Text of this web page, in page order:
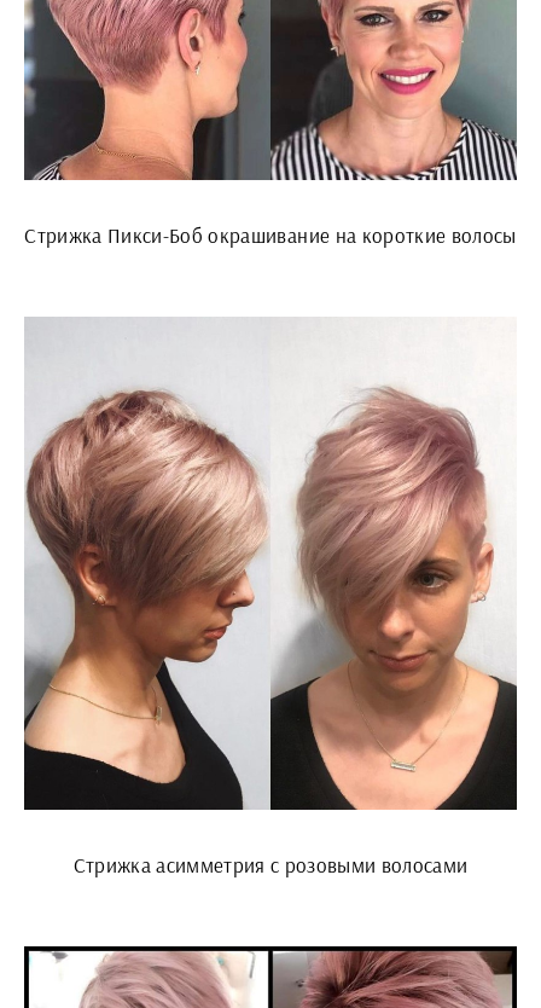
Стрижка Пикси-Боб окрашивание на короткие волосы
Стрижка асимметрия с розовыми волосами